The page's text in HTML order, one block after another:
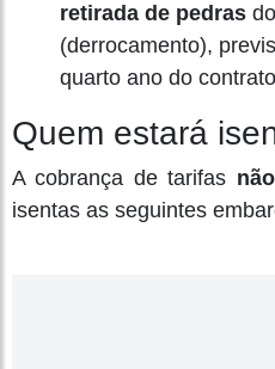
retirada de pedras
(derrocamento),
quarto ano do
Quem estará
A cobrança de tarifas
isentas as seguintes